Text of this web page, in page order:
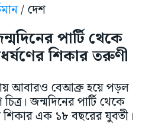
/ দেশ
পার্টি থেকে
শিকার তরুণী
আবারও বেআব্রু হয়ে পড়ল
জন্মদিনের পার্টি থেকে
এক ১৮ বছরের যুবতী।